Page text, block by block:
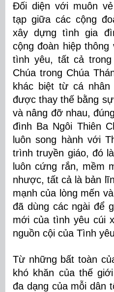
Đối diện với muôn
tạp giữa các cộng
xây dựng tình gia
cộng đoàn hiệp
tình yêu, tất cả
Chúa trong Chúa
khác biệt từ cá
được thay thế bằng
và nâng đỡ nhau,
đình Ba Ngôi Thiên
luôn song hành với
trình truyền giáo, đó
luôn cứng rắn, mềm
nhược, tất cả là bản
mạnh của lòng mến
đã dùng các ngài để
mới của tình yêu cúi
nguồn cội của Tình
Từ những bất toàn
khó khăn của thế
đa dạng của mỗi dân